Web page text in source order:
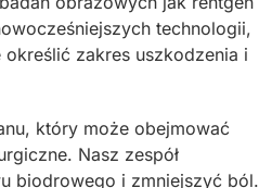
technologii,
zakres uszkodzenia i
który może obejmować
Nasz zespół
biodrowego i zmniejszyć ból.